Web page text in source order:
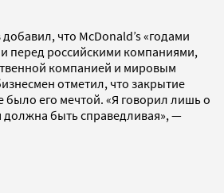
что McDonald’s «годами
перед российскими компаниями,
компанией и мировым
отметил, что закрытие
было его мечтой. «Я говорил лишь о
должна быть справедливая», —